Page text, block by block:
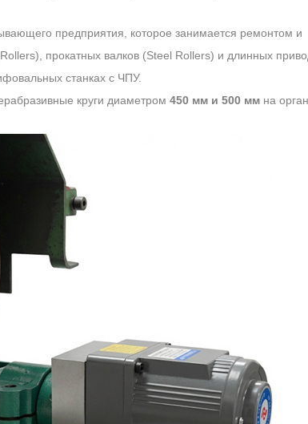
предприятия, которое занимается ремонтом и
прокатных валков (Steel Rollers) и длинных
станках с ЧПУ.
круги диаметром 450 мм и 500 ммна